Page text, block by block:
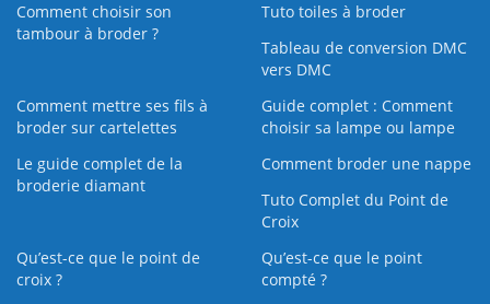
Comment choisir son
tambour à broder ?
Tuto toiles à broder
Tableau de conversion DMC
vers DMC
Comment mettre ses fils à
broder sur cartelettes
Guide complet : Comment
choisir sa lampe ou lampe
Le guide complet de la
broderie diamant
Comment broder une nappe
Tuto Complet du Point de
Croix
Qu’est-ce que le point de
croix ?
Qu’est-ce que le point
compté ?